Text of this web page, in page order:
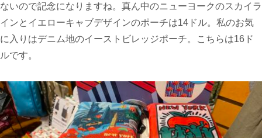
ないので記念になりますね。真ん中のニューヨークのスカイラ
インとイエローキャブデザインのポーチは14ドル。私のお気
に入りはデニム地のイーストビレッジポーチ。こちらは16ド
ルです。